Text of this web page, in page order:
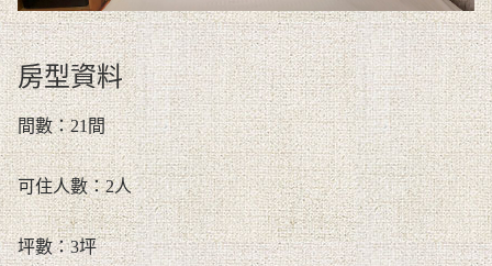
房型資料
間數：21間
可住人數：2人
坪數：3坪